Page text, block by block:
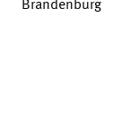
Brandenburg